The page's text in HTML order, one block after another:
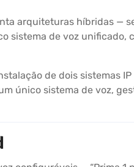
arquiteturas híbridas —
sistema de voz unificado,
de dois sistemas
único sistema de voz,